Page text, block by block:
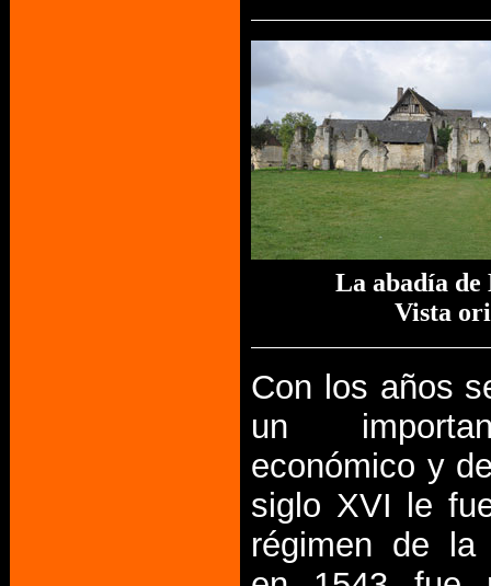
La abadía
Vista
Con los años
un
económico y
siglo XVI le
régimen de la